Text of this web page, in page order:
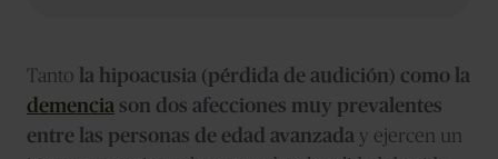
Tanto la hipoacusia (pérdida de audición) como la
demencia son dos afecciones muy prevalentes
entre las personas de edad avanzada y ejercen un